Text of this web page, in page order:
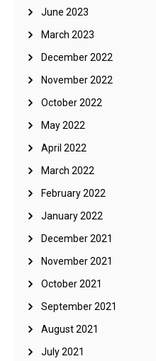
June 2023
March 2023
December 2022
November 2022
October 2022
May 2022
April 2022
March 2022
February 2022
January 2022
December 2021
November 2021
October 2021
September 2021
August 2021
July 2021